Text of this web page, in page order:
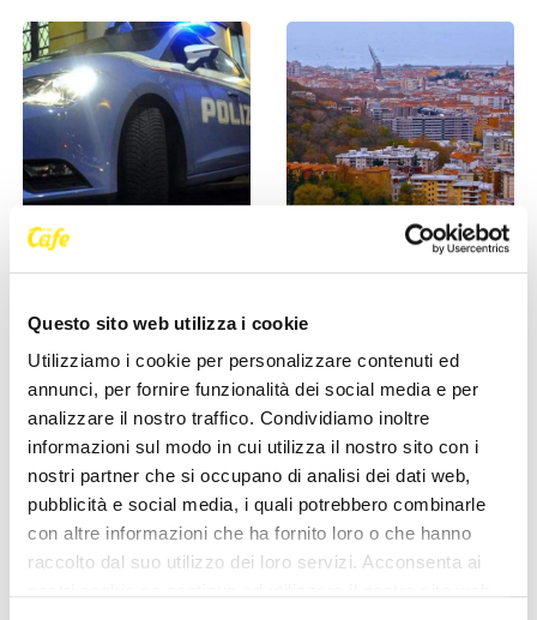
Questo sito web utilizza i cookie
Utilizziamo i cookie per personalizzare contenuti ed
annunci, per fornire funzionalità dei social media e per
analizzare il nostro traffico. Condividiamo inoltre
informazioni sul modo in cui utilizza il nostro sito con i
nostri partner che si occupano di analisi dei dati web,
pubblicità e social media, i quali potrebbero combinarle
con altre informazioni che ha fornito loro o che hanno
raccolto dal suo utilizzo dei loro servizi. Acconsenta ai
Poliziotti sempre più sotto
non trovare più [...]
27 Maggio 2026
Comprare casa a Trieste, gli
mercato: “La città è [...]
27 Maggio 2026